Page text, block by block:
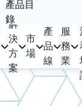
產品目
錄
解
決
方
案
市
場
產
品
線
服
務
業